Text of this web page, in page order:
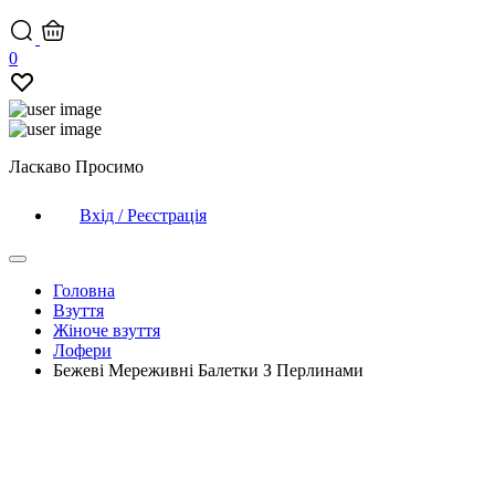
0
Ласкаво Просимо
Вхід / Реєстрація
Головна
Взуття
Жіноче взуття
Лофери
Бежеві Мереживні Балетки З Перлинами